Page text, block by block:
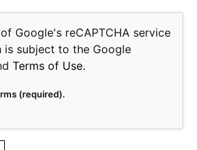
Google's reCAPTCHA service
is subject to the Google
Terms of Use.
(required).